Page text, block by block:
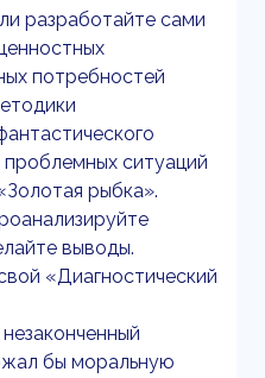
разработайте сами
потребностей
ситуаций
рыбка».
выводы.
«Диагностический
бы моральную